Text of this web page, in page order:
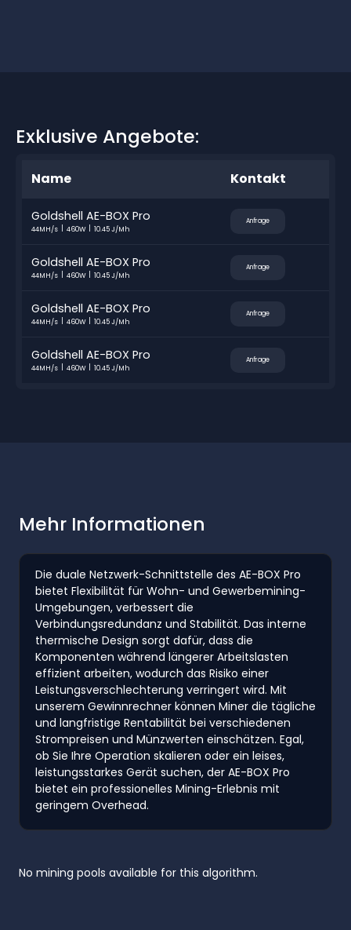
Exklusive Angebote:
Name Kontakt
Goldshell AE-BOX Pro
44MH/s 460W 10.45 J/Mh
Anfrage
Goldshell AE-BOX Pro
44MH/s 460W 10.45 J/Mh
Anfrage
Goldshell AE-BOX Pro
44MH/s 460W 10.45 J/Mh
Anfrage
Goldshell AE-BOX Pro
44MH/s 460W 10.45 J/Mh
Anfrage
Mehr Informationen
Die duale Netzwerk-Schnittstelle des AE-BOX Pro
bietet Flexibilität für Wohn- und Gewerbemining-
Umgebungen, verbessert die
Verbindungsredundanz und Stabilität. Das interne
thermische Design sorgt dafür, dass die
Komponenten während längerer Arbeitslasten
effizient arbeiten, wodurch das Risiko einer
Leistungsverschlechterung verringert wird. Mit
unserem Gewinnrechner können Miner die tägliche
und langfristige Rentabilität bei verschiedenen
Strompreisen und Münzwerten einschätzen. Egal,
ob Sie Ihre Operation skalieren oder ein leises,
leistungsstarkes Gerät suchen, der AE-BOX Pro
bietet ein professionelles Mining-Erlebnis mit
geringem Overhead.
No mining pools available for this algorithm.